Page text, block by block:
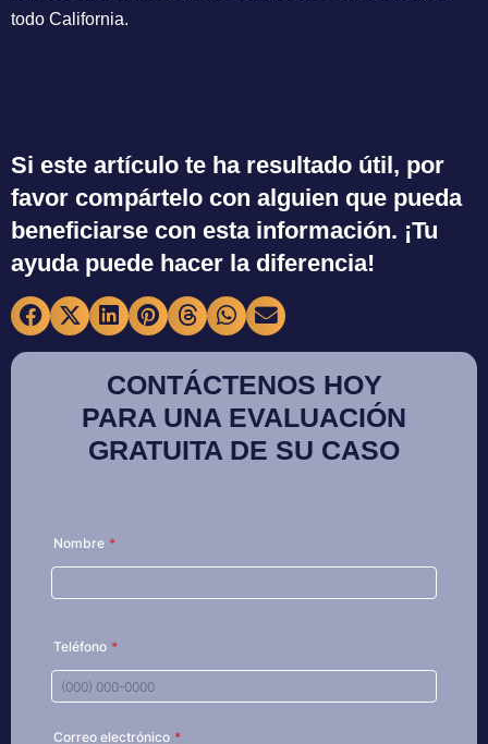
todo California.
Si este artículo te ha resultado útil, por
favor compártelo con alguien que pueda
beneficiarse con esta información. ¡Tu
ayuda puede hacer la diferencia!
CONTÁCTENOS HOY
PARA UNA EVALUACIÓN
GRATUITA DE SU CASO